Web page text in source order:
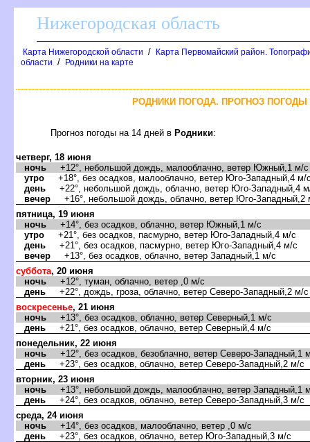
Нижегородская область
Карта Нижегородской области /
Карта Первомайский район.
области / Родники на карте
РОДНИКИ ПОГОДА. ПРОГНОЗ ПОГОДЫ
Прогноз погоды на 14 дней Родники:
четверг, 18 июня
ночь +12°, небольшой дождь, малооблачно, ветер Южный,1 м/с
утро +18°, без осадков, малооблачно, ветер Юго-Западный,4 м/
день +22°, небольшой дождь, облачно, ветер Юго-Западный,4
ечер +16°, небольшой дождь, облачно, ветер Юго-Западный,2
пятница, 19 июня
ночь +14°, без осадков, облачно, ветер Южный,1 м/с
утро +21°, без осадков, пасмурно, ветер Юго-Западный,4 м/с
день +21°, без осадков, пасмурно, ветер Юго-Западный,4 м/с
ечер +13°, без осадков, облачно, ветер Западный,1 м/с
суббота, 20 июня
ночь +12°, туман, облачно, ветер ,0 м/с
день +22°, дождь, гроза, облачно, ветер Северо-Западный,2 м/с
оскресенье, 21 июня
ночь +13°, без осадков, облачно, ветер Северный,1 м/с
день +21°, без осадков, облачно, ветер Северный,4 м/с
понедельник, 22 июня
ночь +12°, без осадков, безоблачно, ветер Северо-Западный,1
день +23°, без осадков, облачно, ветер Северо-Западный,2 м/с
торник, 23 июня
ночь +13°, небольшой дождь, малооблачно, ветер Западный,1
день +24°, без осадков, облачно, ветер Северо-Западный,3 м/с
среда, 24 июня
ночь +14°, без осадков, малооблачно, ветер ,0 м/с
день +23°, без осадков, облачно, ветер Юго-Западный,3 м/с